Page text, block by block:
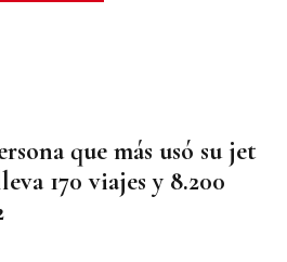
que más usó su jet
170 viajes y 8.200